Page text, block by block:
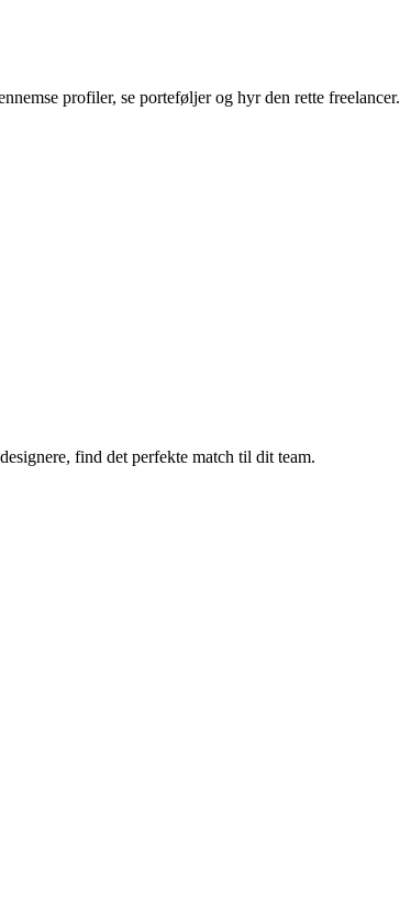
profiler, se porteføljer og hyr den rette freelancer.
find det perfekte match til dit team.